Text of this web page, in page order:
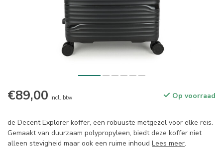
€89,00 Incl. btw Op voorraad
de Decent Explorer koffer, een robuuste metgezel voor elke reis.
Gemaakt van duurzaam polypropyleen, biedt deze koffer niet
alleen stevigheid maar ook een ruime inhoud Lees meer.